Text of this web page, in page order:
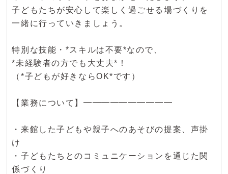
子どもたちが安心して楽しく過ごせる場づくりを
一緒に行っていきましょう。
特別な技能・*スキルは不要*なので、
*未経験者の方でも大丈夫*！
（*子どもが好きならOK*です）
【業務について】━━━━━━━━━━
・来館した子どもや親子へのあそびの提案、声掛
け
・子どもたちとのコミュニケーションを通じた関
係づくり